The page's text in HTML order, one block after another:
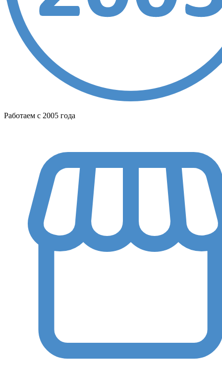
Работаем с 2005 года